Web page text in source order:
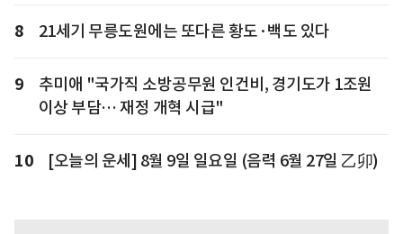
8 21세기 무릉도원에는 또다른 황도·백도 있다
9
추미애 "국가직 소방공무원 인건비, 경기도가 1조원
이상 부담… 재정 개혁 시급"
10 [오늘의 운세] 8월 9일 일요일 (음력 6월 27일 乙卯)